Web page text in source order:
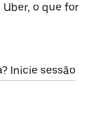
o que for
Inicie sessão